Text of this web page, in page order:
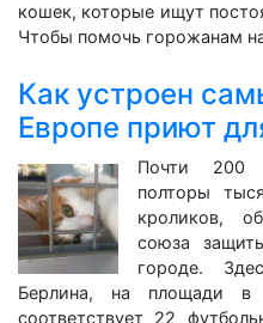
кошек, которые ищут
Чтобы помочь горожанам
Как устроен
Европе приют
Почти 200
полторы
кроликов,
союза
городе.
Берлина, на площади в
соответствует 22